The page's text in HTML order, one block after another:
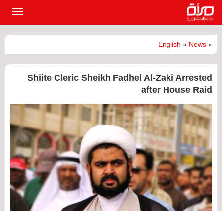
»
English » News
Shiite Cleric Sheikh Fadhel Al-Zaki Arrested
after House Raid